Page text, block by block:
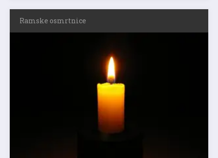
Ramske osmrtnice